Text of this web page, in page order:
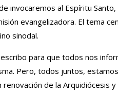
invocaremos al Espíritu
evangelizadora. El tema
sinodal.
para que todos nos
Pero, todos juntos,
renovación de la Arquidiócesis